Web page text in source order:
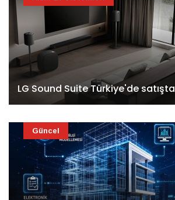
LG Sound Suite Türkiye'de satışta
Güncel